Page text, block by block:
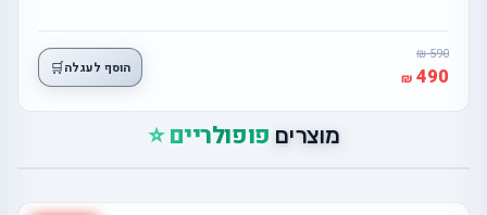
590
490 הוסף לעגלה🛒
מוצרים פופולריים ⭐